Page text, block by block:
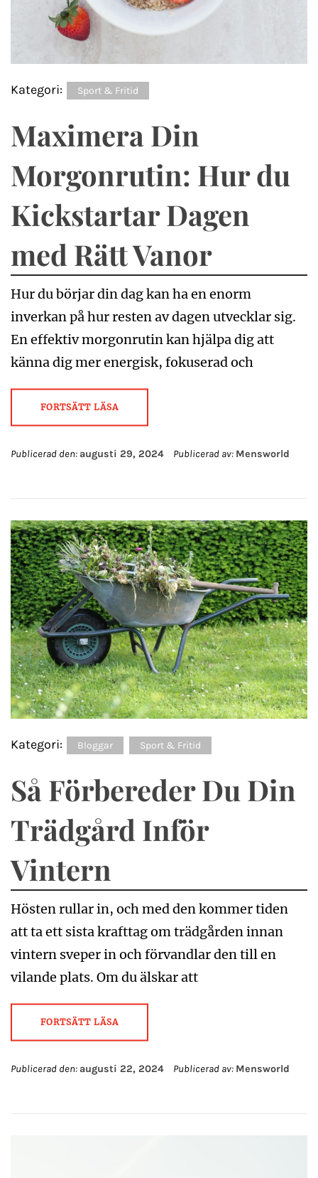
Kategori: Sport & Fritid
Maximera Din
Morgonrutin: Hur du
Kickstartar Dagen
med Rätt Vanor
Hur du börjar din dag kan ha en enorm
inverkan på hur resten av dagen utvecklar sig.
En effektiv morgonrutin kan hjälpa dig att
känna dig mer energisk, fokuserad och
FORTSÄTT LÄSA
Publicerad den: augusti 29, 2024 Publicerad av: Mensworld
Kategori: Bloggar Sport & Fritid
Så Förbereder Du Din
Trädgård Inför
Vintern
Hösten rullar in, och med den kommer tiden
att ta ett sista krafttag om trädgården innan
vintern sveper in och förvandlar den till en
vilande plats. Om du älskar att
FORTSÄTT LÄSA
Publicerad den: augusti 22, 2024 Publicerad av: Mensworld